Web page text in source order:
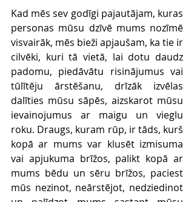
Kad mēs sev godīgi pajautājam, kuras
personas mūsu dzīvē mums nozīmē
visvairāk, mēs bieži apjaušam, ka tie ir
cilvēki, kuri tā vietā, lai dotu daudz
padomu, piedāvātu risinājumus vai
tūlītēju ārstēšanu, drīzāk izvēlas
dalīties mūsu sāpēs, aizskarot mūsu
ievainojumus ar maigu un vieglu
roku. Draugs, kuram rūp, ir tāds, kurš
kopā ar mums var klusēt izmisuma
vai apjukuma brīžos, palikt kopā ar
mums bēdu un sēru brīžos, paciest
mūs nezinot, neārstējot, nedziedinot